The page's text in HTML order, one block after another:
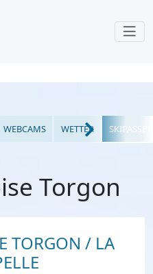
WEBCAMS WETTER
Torgon
TORGON / LA